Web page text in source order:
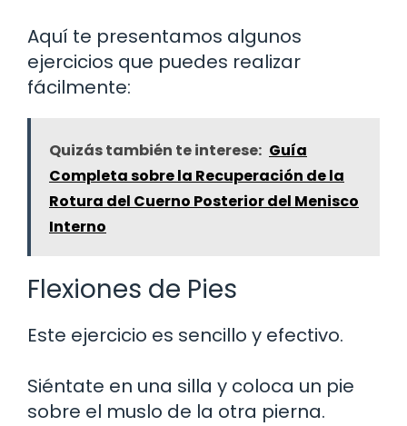
Aquí te presentamos algunos
ejercicios que puedes realizar
fácilmente:
Quizás también te interese: Guía
Completa sobre la Recuperación de la
Rotura del Cuerno Posterior del Menisco
Interno
Flexiones de Pies
Este ejercicio es sencillo y efectivo.
Siéntate en una silla y coloca un pie
sobre el muslo de la otra pierna.